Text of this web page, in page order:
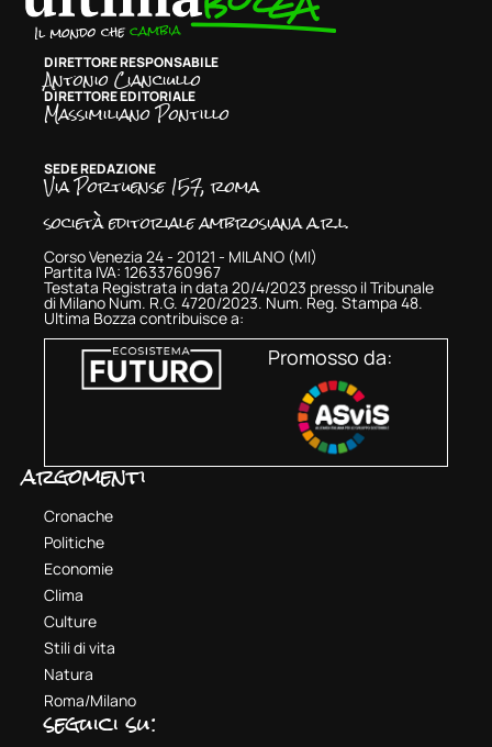
DIRETTORE RESPONSABILE
Antonio Cianciullo
DIRETTORE EDITORIALE
Massimiliano Pontillo
SEDE REDAZIONE
Via Portuense 157, roma
società editoriale ambrosiana a.r.l.
Corso Venezia 24 - 20121 - MILANO (MI)
Partita IVA: 12633760967
Testata Registrata in data 20/4/2023 presso il Tribunale
di Milano Num. R.G. 4720/2023. Num. Reg. Stampa 48.
Ultima Bozza contribuisce a:
Promosso da:
argomenti
Cronache
Politiche
Economie
Clima
Culture
Stili di vita
Natura
Roma/Milano
seguici su: